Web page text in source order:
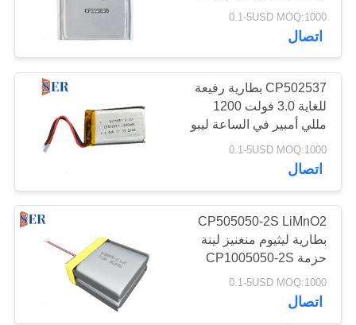
ليبو
0.1-5USD MOQ:1000
اتصال
CP502537 بطارية رفيعة
للغاية 3.0 فولت 1200
مللي أمبير في الساعة ليبو
أولي ذو خلية رفيعة ليثيوم
0.1-5USD MOQ:1000
اتصال
CP505050-2S LiMnO2
بطارية ليثيوم منغنيز لينة
حزمة CP1005050-2S
6.0V 6000mAh
0.1-5USD MOQ:1000
اتصال